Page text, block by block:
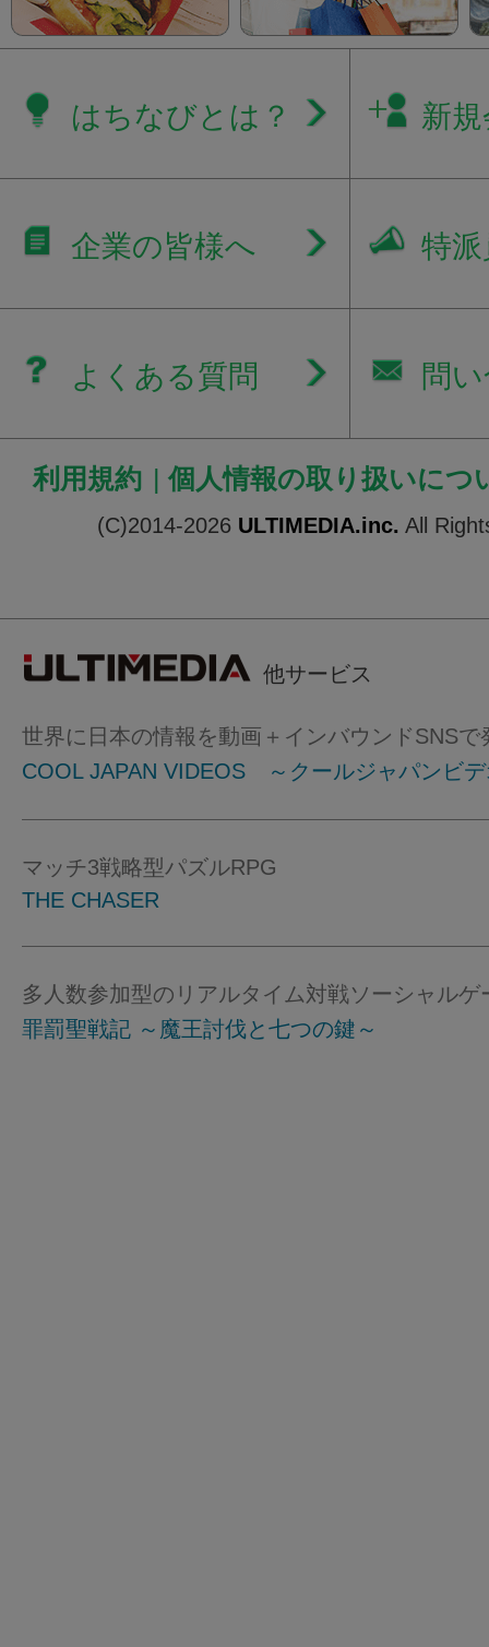
はちなびとは？ 新
企業の皆様へ 特
よくある質問 問
利用規約 | 個人情報の取り扱いにつ
(C)2014-2026 ULTIMEDIA.inc. All
他サービス
世界に日本の情報を動画＋インバウンドSNSで
COOL JAPAN VIDEOS ～クールジャパンビ
マッチ3戦略型パズルRPG
THE CHASER
多人数参加型のリアルタイム対戦ソーシャルゲ
罪罰聖戦記 ～魔王討伐と七つの鍵～